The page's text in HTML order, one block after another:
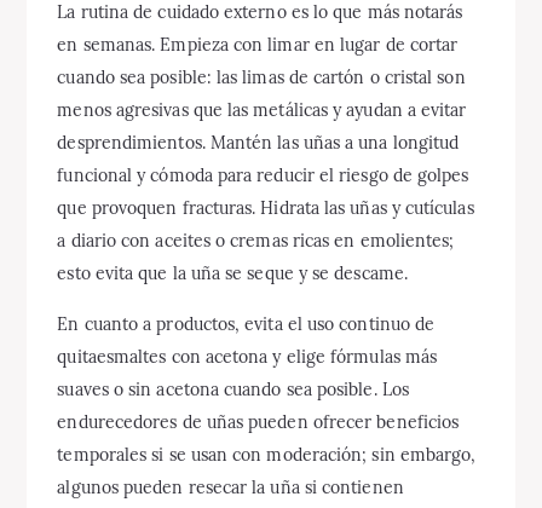
La rutina de cuidado externo es lo que más notarás
en semanas. Empieza con limar en lugar de cortar
cuando sea posible: las limas de cartón o cristal son
menos agresivas que las metálicas y ayudan a evitar
desprendimientos. Mantén las uñas a una longitud
funcional y cómoda para reducir el riesgo de golpes
que provoquen fracturas. Hidrata las uñas y cutículas
a diario con aceites o cremas ricas en emolientes;
esto evita que la uña se seque y se descame.
En cuanto a productos, evita el uso continuo de
quitaesmaltes con acetona y elige fórmulas más
suaves o sin acetona cuando sea posible. Los
endurecedores de uñas pueden ofrecer beneficios
temporales si se usan con moderación; sin embargo,
algunos pueden resecar la uña si contienen